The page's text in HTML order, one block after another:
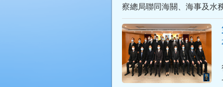
察總局聯同海關、海事及水